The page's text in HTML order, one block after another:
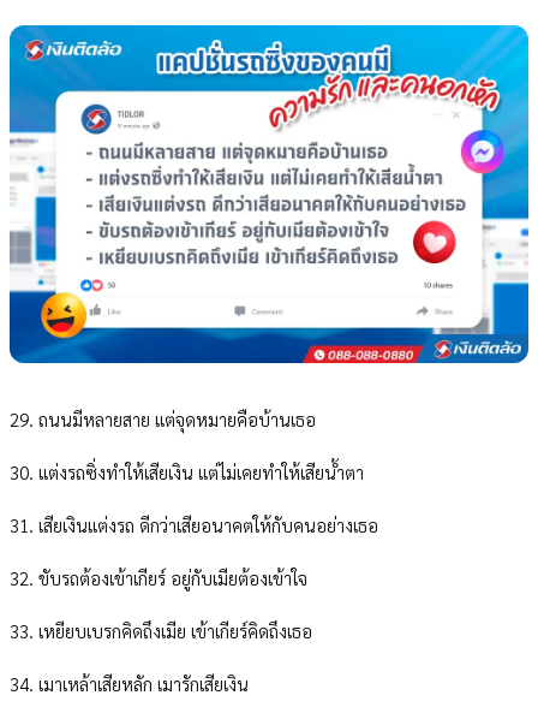
29. ถนนมีหลายสาย แต่จุดหมายคือบ้านเธอ
30. แต่งรถซิ่งทำให้เสียเงิน แต่ไม่เคยทำให้เสียน้ำตา
31. เสียเงินแต่งรถ ดีกว่าเสียอนาคตให้กับคนอย่างเธอ
32. ขับรถต้องเข้าเกียร์ อยู่กับเมียต้องเข้าใจ
33. เหยียบเบรกคิดถึงเมีย เข้าเกียร์คิดถึงเธอ
34. เมาเหล้าเสียหลัก เมารักเสียเงิน